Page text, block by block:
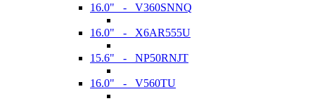
16.0" - V360SNNQ
16.0" - X6AR555U
15.6" - NP50RNJT
16.0" - V560TU